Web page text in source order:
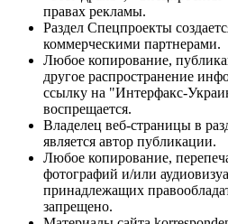
правах рекламы.
Раздел Спецпроекты
коммерческими партнерами.
Любое копирование,
другое распространение
ссылку на "Интерфакс-
воспрещается.
Владелец веб-страницы в
является автор публикации.
Любое копирование,
фотографий и/или
принадлежащих
запрещено.